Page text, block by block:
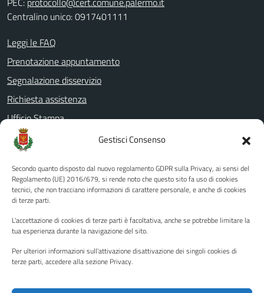
Gestisci Consenso
Secondo quanto disposto dal nuovo regolamento GDPR sulla Privacy, ai sensi del
Regolamento (UE) 2016/679, si rende noto che questo sito fa uso di cookies
tecnici, che non tracciano informazioni di carattere personale, e anche di cookies
di terze parti.
L'accettazione di cookies di terze parti è facoltativa, anche se potrebbe limitare la
tua esperienza durante la navigazione del sito.
Per ulteriori informazioni sull'attivazione disattivazione dei singoli cookies di
terze parti, accedere alla sezione Privacy.
Centralino unico: 0917401111
Leggi le FAQ
Prenotazione appuntamento
Segnalazione disservizio
Richiesta assistenza
Ufficio Stampa
Amministrazione Trasparente
Albo pretorio
Informativa privacy
Note legali
Piano di miglioramento del sito